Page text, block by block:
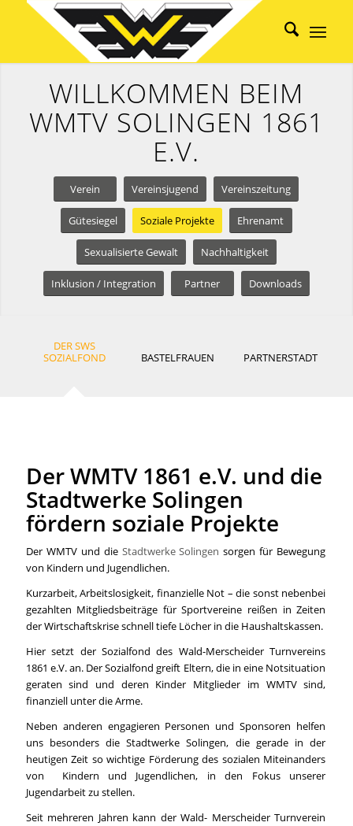
WILLKOMMEN BEIM
WMTV SOLINGEN 1861
E.V.
Verein Vereinsjugend Vereinszeitung
Gütesiegel Soziale Projekte Ehrenamt
Sexualisierte Gewalt Nachhaltigkeit
Inklusion / Integration Partner Downloads
DER SWS
SOZIALFOND
BASTELFRAUEN PARTNERSTADT
Der WMTV 1861 e.V. und die
Stadtwerke Solingen
fördern soziale Projekte
Der WMTV und die Stadtwerke Solingen sorgen für Bewegung
von Kindern und Jugendlichen.
Kurzarbeit, Arbeitslosigkeit, finanzielle Not – die sonst nebenbei
gezahlten Mitgliedsbeiträge für Sportvereine reißen in Zeiten
der Wirtschaftskrise schnell tiefe Löcher in die Haushaltskassen.
Hier setzt der Sozialfond des Wald-Merscheider Turnvereins
1861 e.V. an. Der Sozialfond greift Eltern, die in eine Notsituation
geraten sind und deren Kinder Mitglieder im WMTV sind,
finanziell unter die Arme.
Neben anderen engagieren Personen und Sponsoren helfen
uns besonders die Stadtwerke Solingen, die gerade in der
heutigen Zeit so wichtige Förderung des sozialen Miteinanders
von Kindern und Jugendlichen, in den Fokus unserer
Jugendarbeit zu stellen.
Seit mehreren Jahren kann der Wald- Merscheider Turnverein